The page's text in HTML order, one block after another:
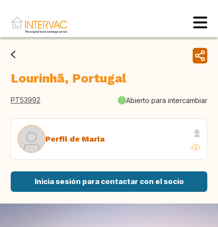
Lourinhã, Portugal
PT53992 Abierto para intercambiar
Perfil de Maria
Inicia sesión para contactar con el socio